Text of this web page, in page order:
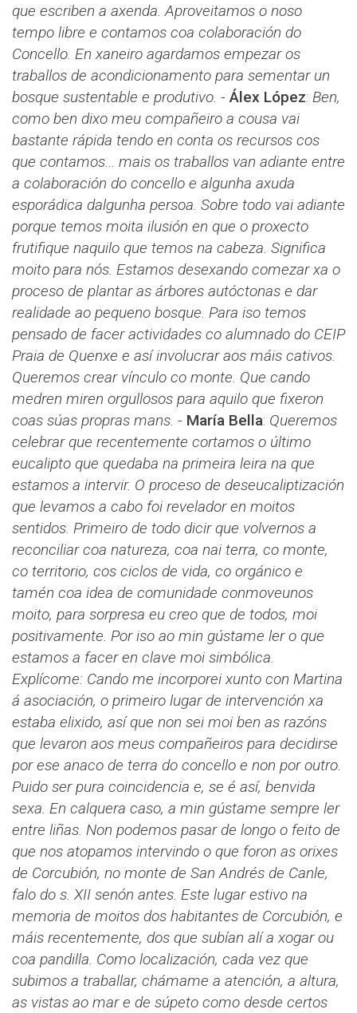
que escriben a axenda. Aproveitamos o noso
tempo libre e contamos coa colaboración do
Concello. En xaneiro agardamos empezar os
traballos de acondicionamento para sementar un
bosque sustentable e produtivo. -Álex López​​: Ben,
como ben dixo meu compañeiro a cousa vai
bastante rápida tendo en conta os recursos cos
que contamos... mais os traballos van adiante entre
a colaboración do concello e algunha axuda
esporádica dalgunha persoa. Sobre todo vai adiante
porque temos moita ilusión en que o proxecto
frutifique naquilo que temos na cabeza. Significa
moito para nós. Estamos desexando comezar xa o
proceso de plantar as árbores autóctonas e dar
realidade ao pequeno bosque. Para iso temos
pensado de facer actividades co alumnado do CEIP
Praia de Quenxe e así involucrar aos máis cativos.
Queremos crear vínculo co monte. Que cando
medren miren orgullosos para aquilo que fixeron
coas súas propras mans. - María Bella: Queremos
celebrar que recentemente cortamos o último
eucalipto que quedaba na primeira leira na que
estamos a intervir. O proceso de deseucaliptización
que levamos a cabo foi revelador en moitos
sentidos. Primeiro de todo dicir que volvernos a
reconciliar coa natureza, coa nai terra, co monte,
co territorio, cos ciclos de vida, co orgánico e
tamén coa idea de comunidade conmoveunos
moito, para sorpresa eu creo que de todos, moi
positivamente. Por iso ao min gústame ler o que
estamos a facer en clave moi simbólica.
Explícome: Cando me incorporei xunto con Martina
á asociación, o primeiro lugar de intervención xa
estaba elixido, así que non sei moi ben as razóns
que levaron aos meus compañeiros para decidirse
por ese anaco de terra do concello e non por outro.
Puido ser pura coincidencia e, se é así, benvida
sexa. En calquera caso, a min gústame sempre ler
entre liñas. Non podemos pasar de longo o feito de
que nos atopamos intervindo o que foron as orixes
de Corcubión, no monte de San Andrés de Canle,
falo do s. XII senón antes. Este lugar estivo na
memoria de moitos dos habitantes de Corcubión, e
máis recentemente, dos que subían alí a xogar ou
coa pandilla. Como localización, cada vez que
subimos a traballar, chámame a atención, a altura,
as vistas ao mar e de súpeto como desde certos